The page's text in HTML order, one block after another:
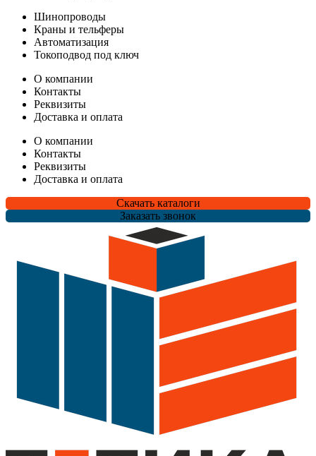
Шинопроводы
Краны и тельферы
Автоматизация
Токоподвод под ключ
О компании
Контакты
Реквизиты
Доставка и оплата
О компании
Контакты
Реквизиты
Доставка и оплата
Скачать каталоги
Заказать звонок